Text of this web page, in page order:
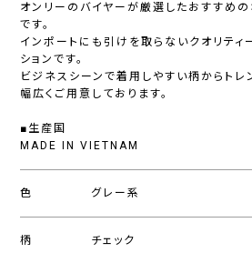
オンリーのバイヤーが厳選したおすすめの
です。
インポートにも引けを取らないクオリテ
ションです。
ビジネスシーンで着用しやすい柄からトレ
幅広くご用意しております。
■生産国
MADE IN VIETNAM
色 グレー系
柄 チェック